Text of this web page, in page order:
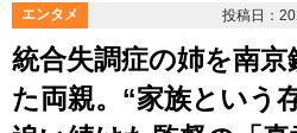
エンタメ 投稿日：
統合失調症の姉を南京
た両親。“家族という